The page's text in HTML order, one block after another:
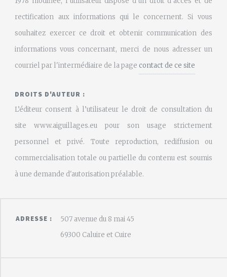
rectification aux informations qui le concernent. Si vous
souhaitez exercer ce droit et obtenir communication des
informations vous concernant, merci de nous adresser un
courriel par l'intermédiaire de la page contact de ce site
DROITS D'AUTEUR :
L’éditeur consent à l’utilisateur le droit de consultation du
site www.aiguillages.eu pour son usage strictement
personnel et privé. Toute reproduction, rediffusion ou
commercialisation totale ou partielle du contenu est soumis
à une demande d'autorisation préalable.
ADRESSE :
507 avenue du 8 mai 45
69300 Caluire et Cuire